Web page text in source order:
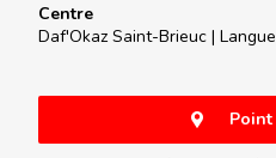
Centre
Daf'Okaz Saint-Brieuc |